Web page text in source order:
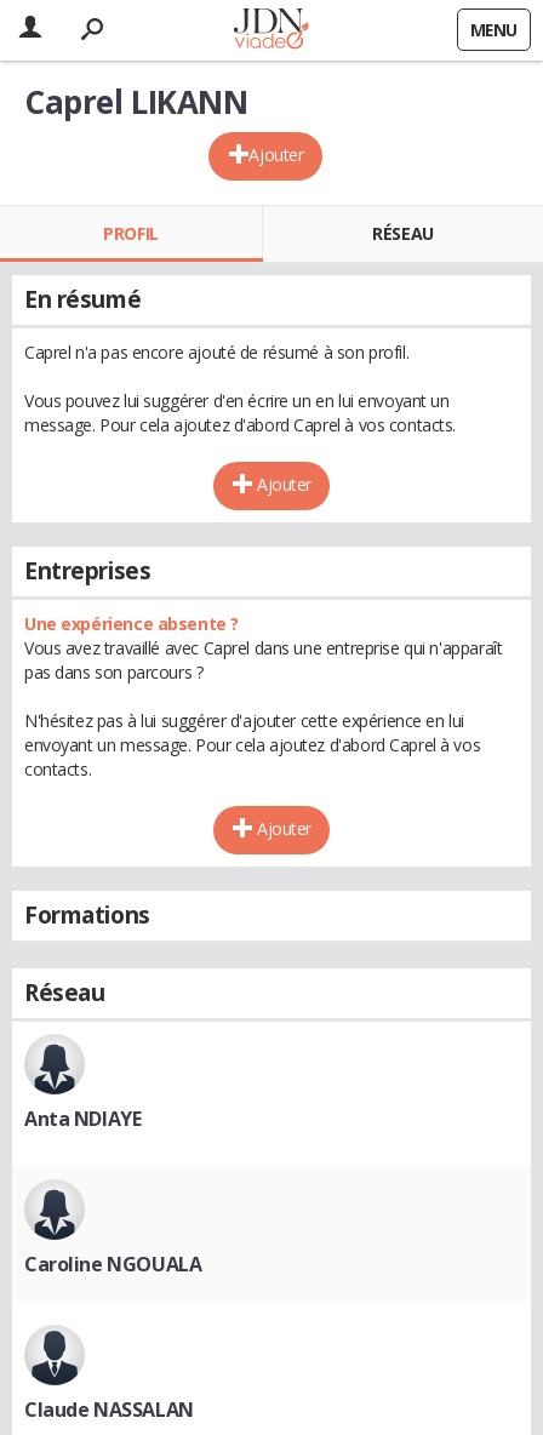
MENU
Ajouter
Caprel LIKANN
PROFIL RÉSEAU
En résumé
Caprel n'a pas encore ajouté de résumé à son profil.
Vous pouvez lui suggérer d'en écrire un en lui envoyant un
message. Pour cela ajoutez d'abord Caprel à vos contacts.
Ajouter
Entreprises
Une expérience absente ?
Vous avez travaillé avec Caprel dans une entreprise qui n'apparaît
pas dans son parcours ?
N'hésitez pas à lui suggérer d'ajouter cette expérience en lui
envoyant un message. Pour cela ajoutez d'abord Caprel à vos
contacts.
Ajouter
Formations
Réseau
Anta NDIAYE
Caroline NGOUALA
Claude NASSALAN